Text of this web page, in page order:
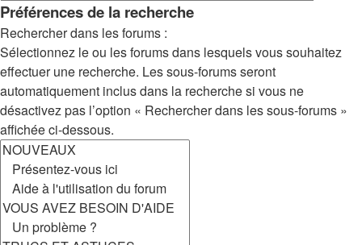
Préférences de la recherche
Rechercher dans les forums :
Sélectionnez le ou les forums dans lesquels vous souhaitez
effectuer une recherche. Les sous-forums seront
automatiquement inclus dans la recherche si vous ne
désactivez pas l’option « Rechercher dans les sous-forums »
affichée ci-dessous.